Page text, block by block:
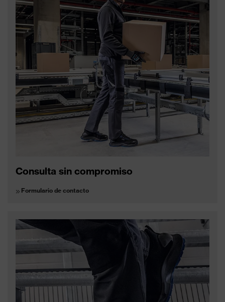
Consulta sin compromiso
Formulario de contacto